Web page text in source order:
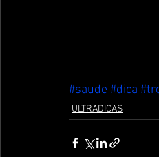
#saude #dica
ULTRADICAS